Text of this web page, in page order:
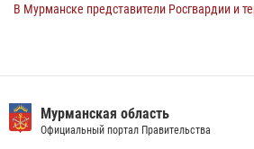
В Мурманске представители Росгвардии и
В Мурманске состоялся региональный забег
28 июля 2026, 08:02 4
Мурманская область
Официальный портал Правительства